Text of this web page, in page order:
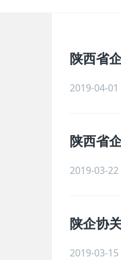
陕西省
2019-04-
陕西省
2019-03-
陕企协
2019-03-